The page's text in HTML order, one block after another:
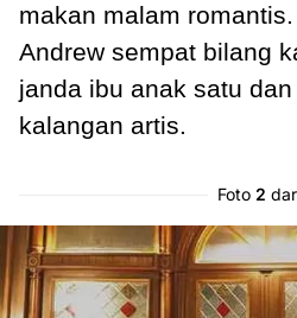
makan malam
Andrew sempat bilang
janda ibu anak satu
kalangan artis.
Foto 2